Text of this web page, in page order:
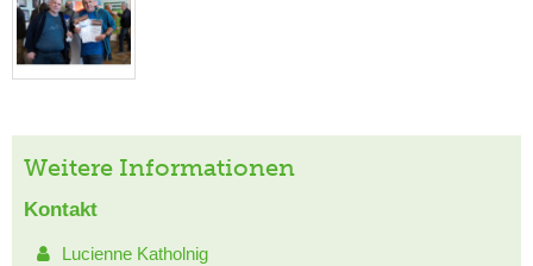
Weitere Informationen
Kontakt
Lucienne Katholnig